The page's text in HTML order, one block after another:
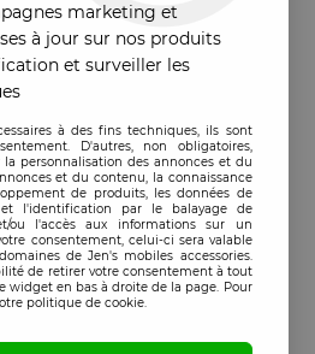
pour éviter d’endommager les
modèles de smartphones
réparation professionnels
précis
marketing et
à jour sur nos produits
et surveiller les
à des fins techniques, ils sont
D'autres, non obligatoires,
personnalisation des annonces et du
et du contenu, la connaissance
de produits, les données de
et l'identification par le balayage de
ou l'accès aux informations sur un
consentement, celui-ci sera valable
de Jen's mobiles accessories.
de retirer votre consentement à tout
en bas à droite de la page. Pour
politique de cookie.